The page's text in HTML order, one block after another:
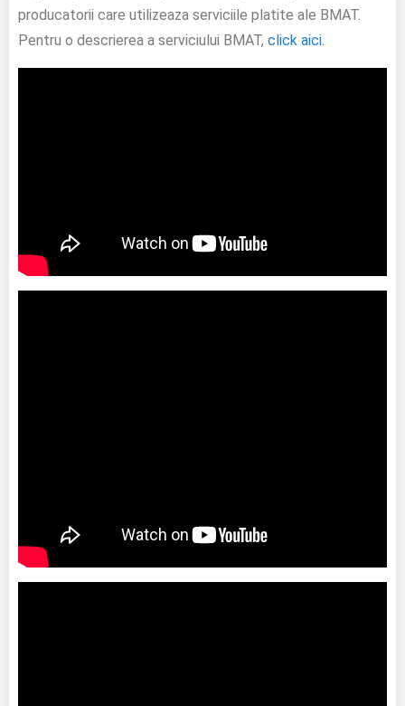
producatorii care utilizeaza serviciile platite ale BMAT.
Pentru o descrierea a serviciului BMAT, click aici.